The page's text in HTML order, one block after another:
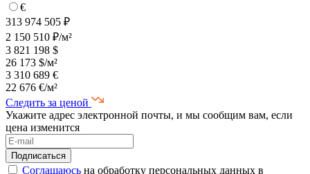
€
313 974 505 ₽
2 150 510 ₽/м²
3 821 198 $
26 173 $/м²
3 310 689 €
22 676 €/м²
Следить за ценой
Укажите адрес электронной почты, и мы сообщим вам, если
цена изменится
Соглашаюсь на обработку персональных данных в